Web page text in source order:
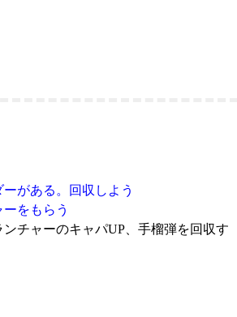
がある。回収しよう
をもらう
チャーのキャパUP、手榴弾を回収す